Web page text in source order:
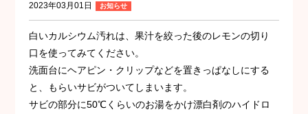
2023年03月01日 お知らせ
白いカルシウム汚れは、果汁を絞った後のレモンの切り
口を使ってみてください。
洗面台にヘアピン・クリップなどを置きっぱなしにする
と、もらいサビがついてしまいます。
サビの部分に50℃くらいのお湯をかけ漂白剤のハイドロ